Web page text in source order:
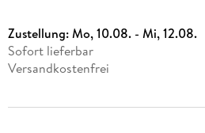
Zustellung:Mo, 10.08. - Mi, 12.08.
Sofort lieferbar
Versandkostenfrei